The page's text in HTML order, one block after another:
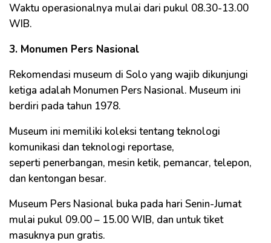
Waktu operasionalnya mulai dari pukul 08.30-13.00
WIB.
3. Monumen Pers Nasional
Rekomendasi museum di Solo yang wajib dikunjungi
ketiga adalah Monumen Pers Nasional. Museum ini
berdiri pada tahun 1978.
Museum ini memiliki koleksi tentang teknologi
komunikasi dan teknologi reportase,
seperti penerbangan, mesin ketik, pemancar, telepon,
dan kentongan besar.
Museum Pers Nasional buka pada hari Senin-Jumat
mulai pukul 09.00 – 15.00 WIB, dan untuk tiket
masuknya pun gratis.